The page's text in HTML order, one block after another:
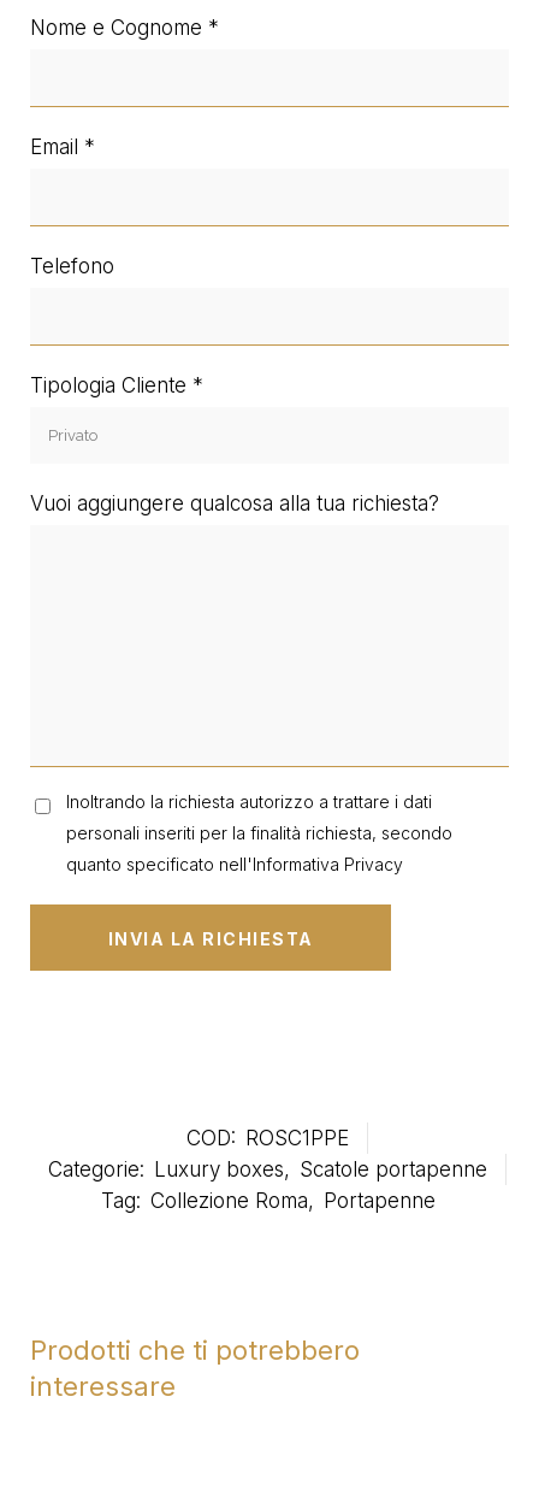
Nome e Cognome
Email
Telefono
Tipologia Cliente
Vuoi aggiungere qualcosa alla tua richiesta?
Inoltrando la richiesta autorizzo a trattare i dati
personali inseriti per la finalità richiesta, secondo
quanto specificato nell'Informativa Privacy
COD: ROSC1PPE
Categorie: Luxury boxes, Scatole portapenne
Tag: Collezione Roma, Portapenne
Prodotti che ti potrebbero
interessare